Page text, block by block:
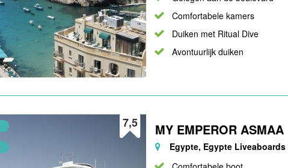
Comfortabele kamers
Duiken met Ritual Dive
Avontuurlijk duiken
7,5 MY EMPEROR ASMAA
Egypte, Egypte Liveaboards